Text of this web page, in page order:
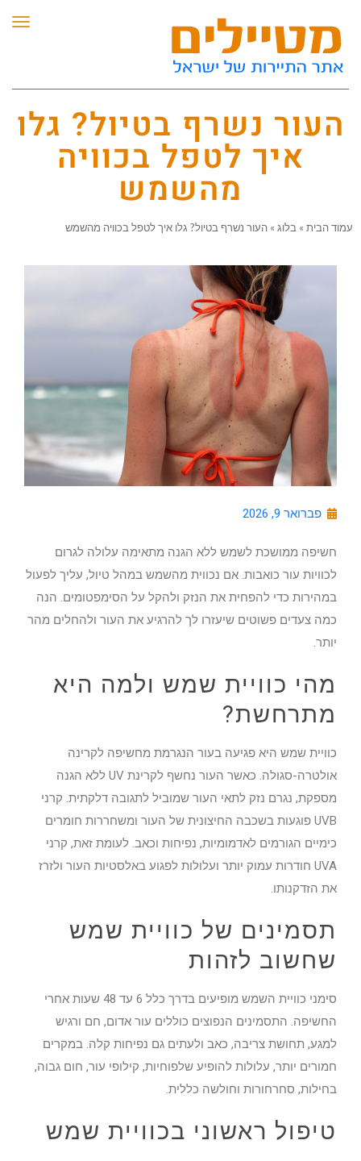
העור נשרף בטיול? גלו
איך לטפל בכוויה
מהשמש
הבית»בלוג»העור נשרף בטיול? גלו איך לטפל בכוויה מהשמש
פברואר 9, 2026
חשיפה ממושכת לשמש ללא הגנה מתאימה עלולה לגרום
לכוויות עור כואבות. אם נכווית מהשמש במהל טיול, עליך לפעול
במהירות כדי להפחית את הנזק ולהקל על הסימפטומים. הנה
כמה צעדים פשוטים שיעזרו לך להרגיע את העור ולהחלים מהר
יותר.
מהי כוויית שמש ולמה היא
מתרחשת?
כוויית שמש היא פגיעה בעור הנגרמת מחשיפה לקרינה
אולטרה-סגולה. כאשר העור נחשף לקרינת UV ללא הגנה
מספקת, נגרם נזק לתאי העור שמוביל לתגובה דלקתית. קרני
UVB פוגעות בשכבה החיצונית של העור ומשחררות חומרים
כימיים הגורמים לאדמומיות, נפיחות וכאב. לעומת זאת, קרני
UVA חודרות עמוק יותר ועלולות לפגוע באלסטיות העור ולזרז
את הזדקנותו.
תסמינים של כוויית שמש
שחשוב לזהות
סימני כוויית השמש מופיעים בדרך כלל 6 עד 48 שעות אחרי
החשיפה. התסמינים הנפוצים כוללים עור אדום, חם ורגיש
למגע, תחושת צריבה, כאב ולעתים גם נפיחות קלה. במקרים
חמורים יותר, עלולות להופיע שלפוחיות, קילופי עור, חום גבוה,
בחילות, סחרחורות וחולשה כללית.
טיפול ראשוני בכוויית שמש